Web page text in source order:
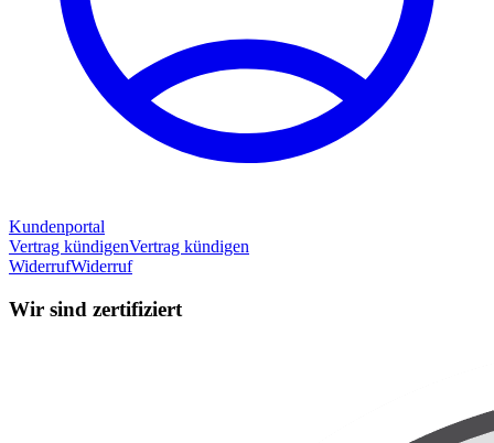
Kundenportal
Vertrag kündigenVertrag kündigen
WiderrufWiderruf
Wir sind zertifiziert